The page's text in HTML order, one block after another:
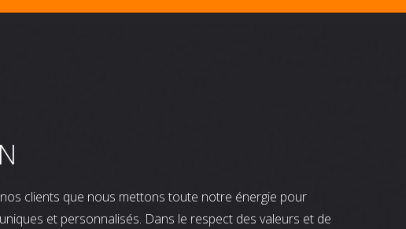
nos clients que nous mettons toute notre énergie pour
et personnalisés. Dans le respect des valeurs et de